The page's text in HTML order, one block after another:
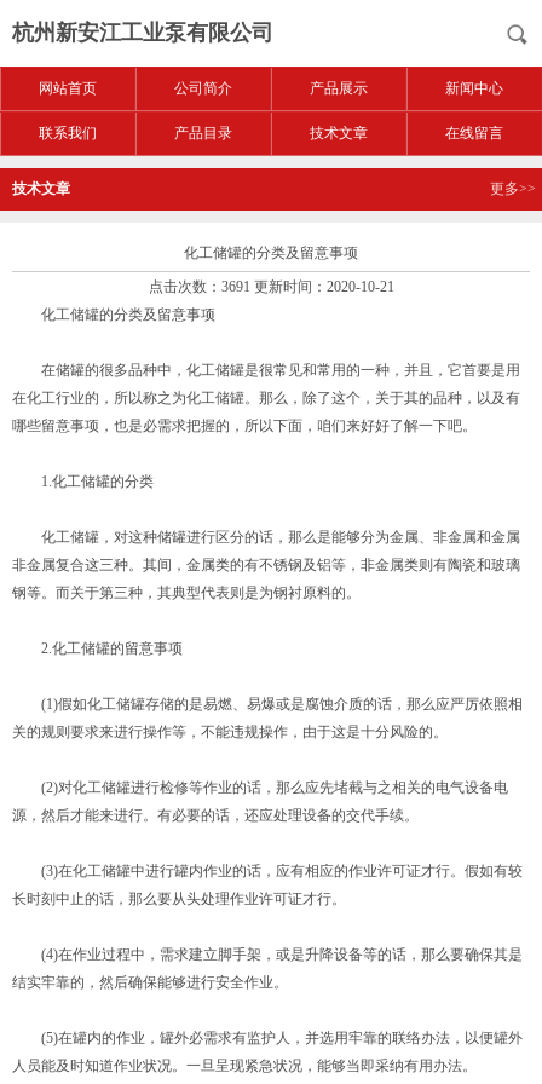
杭州新安江工业泵有限公司
网站首页 公司简介 产品展示 新闻中心
联系我们 产品目录 技术文章 在线留言
技术文章 更多>>
化工储罐的分类及留意事项
点击次数：3691 更新时间：2020-10-21
化工储罐的分类及留意事项
在储罐的很多品种中，化工储罐是很常见和常用的一种，并且，它首要是用
在化工行业的，所以称之为化工储罐。那么，除了这个，关于其的品种，以及有
哪些留意事项，也是必需求把握的，所以下面，咱们来好好了解一下吧。
1.化工储罐的分类
化工储罐，对这种储罐进行区分的话，那么是能够分为金属、非金属和金属
非金属复合这三种。其间，金属类的有不锈钢及铝等，非金属类则有陶瓷和玻璃
钢等。而关于第三种，其典型代表则是为钢衬原料的。
2.化工储罐的留意事项
(1)假如化工储罐存储的是易燃、易爆或是腐蚀介质的话，那么应严厉依照相
关的规则要求来进行操作等，不能违规操作，由于这是十分风险的。
(2)对化工储罐进行检修等作业的话，那么应先堵截与之相关的电气设备电
源，然后才能来进行。有必要的话，还应处理设备的交代手续。
(3)在化工储罐中进行罐内作业的话，应有相应的作业许可证才行。假如有较
长时刻中止的话，那么要从头处理作业许可证才行。
(4)在作业过程中，需求建立脚手架，或是升降设备等的话，那么要确保其是
结实牢靠的，然后确保能够进行安全作业。
(5)在罐内的作业，罐外必需求有监护人，并选用牢靠的联络办法，以便罐外
人员能及时知道作业状况。一旦呈现紧急状况，能够当即采纳有用办法。